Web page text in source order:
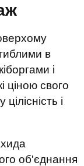
в
і
ціною свого
і
об'єднання